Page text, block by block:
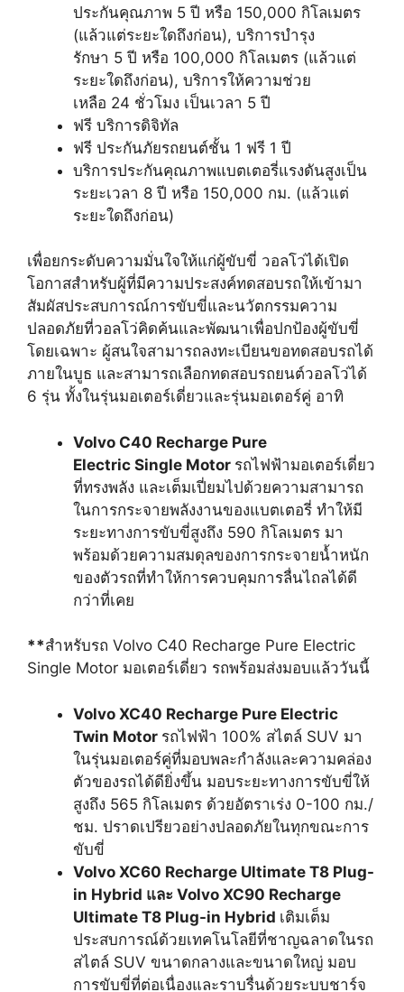
ประกันคุณภาพ 5 ปี หรือ 150,000 กิโลเมตร
(แล้วแต่ระยะใดถึงก่อน), บริการบำรุง
รักษา 5 ปี หรือ 100,000 กิโลเมตร (แล้วแต่
ระยะใดถึงก่อน), บริการให้ความช่วย
เหลือ 24 ชั่วโมง เป็นเวลา 5 ปี
ฟรี บริการดิจิทัล
ฟรี ประกันภัยรถยนต์ชั้น 1 ฟรี 1 ปี
บริการประกันคุณภาพแบตเตอรี่แรงดันสูงเป็น
ระยะเวลา 8 ปี หรือ 150,000 กม. (แล้วแต่
ระยะใดถึงก่อน)
เพื่อยกระดับความมั่นใจให้แก่ผู้ขับขี่ วอลโว่ได้เปิด
โอกาสสำหรับผู้ที่มีความประสงค์ทดสอบรถให้เข้ามา
สัมผัสประสบการณ์การขับขี่และนวัตกรรมความ
ปลอดภัยที่วอลโว่คิดค้นและพัฒนาเพื่อปกป้องผู้ขับขี่
โดยเฉพาะ ผู้สนใจสามารถลงทะเบียนขอทดสอบรถได้
ภายในบูธ และสามารถเลือกทดสอบรถยนต์วอลโว่ได้
6 รุ่น ทั้งในรุ่นมอเตอร์เดี่ยวและรุ่นมอเตอร์คู่ อาทิ
Volvo C40 Recharge Pure
Electric Single Motor รถไฟฟ้ามอเตอร์เดี่ยว
ที่ทรงพลัง และเต็มเปี่ยมไปด้วยความสามารถ
ในการกระจายพลังงานของแบตเตอรี่ ทำให้มี
ระยะทางการขับขี่สูงถึง 590 กิโลเมตร มา
พร้อมด้วยความสมดุลของการกระจายน้ำหนัก
ของตัวรถที่ทำให้การควบคุมการลื่นไถลได้ดี
กว่าที่เคย
**สำหรับรถ Volvo C40 Recharge Pure Electric
Single Motor มอเตอร์เดี่ยว รถพร้อมส่งมอบแล้ววันนี้
Volvo XC40 Recharge Pure Electric
Twin Motor รถไฟฟ้า 100% สไตล์ SUV มา
ในรุ่นมอเตอร์คู่ที่มอบพละกำลังและความคล่อง
ตัวของรถได้ดียิ่งขึ้น มอบระยะทางการขับขี่ให้
สูงถึง 565 กิโลเมตร ด้วยอัตราเร่ง 0-100 กม./
ชม. ปราดเปรียวอย่างปลอดภัยในทุกขณะการ
ขับขี่
Volvo XC60 Recharge Ultimate T8 Plug-
in Hybrid และ Volvo XC90 Recharge
Ultimate T8 Plug-in Hybrid เติมเต็ม
ประสบการณ์ด้วยเทคโนโลยีที่ชาญฉลาดในรถ
สไตล์ SUV ขนาดกลางและขนาดใหญ่ มอบ
การขับขี่ที่ต่อเนื่องและราบรื่นด้วยระบบชาร์จ